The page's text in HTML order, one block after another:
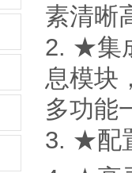
素清晰
2. ★集
息模块
多功能
3. ★配